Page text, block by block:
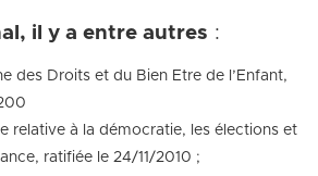
il y a entre autres :
des Droits et du Bien Etre de l’Enfant,
relative à la démocratie, les élections et
ratifiée le 24/11/2010 ;